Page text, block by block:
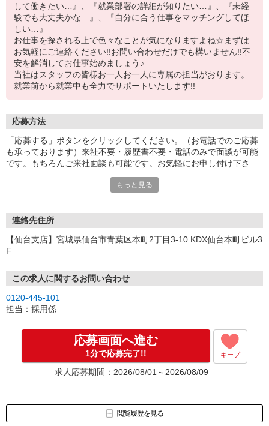
して働きたい…』、『就業部署の詳細が知りたい…』、『未経
験でも大丈夫かな…』、『自分に合う仕事をマッチングしてほ
しい…』
お仕事を探される上で色々なことが気になりますよね☆まずは
お気軽にご連絡ください!!お問い合わせだけでも構いません!!不
安を解消してお仕事始めましょう♪
当社はスタッフの皆様お一人お一人に専属の担当がおります。
就業前から就業中も全力でサポートいたします!!
応募方法
「応募する」ボタンをクリックしてください。（お電話でのご応募
も承っております）来社不要・履歴書不要・電話のみで面談が可能
です。もちろんご来社面談も可能です。お気軽にお申し付け下さ
もっと見る
連絡先住所
【仙台支店】宮城県仙台市青葉区本町2丁目3-10 KDX仙台本町ビル3
F
この求人に関するお問い合わせ
0120-445-101
担当：採用係
応募画面へ進む
1分で応募完了!! キープ
求人応募期間：2026/08/01～2026/08/09
閲覧履歴を見る